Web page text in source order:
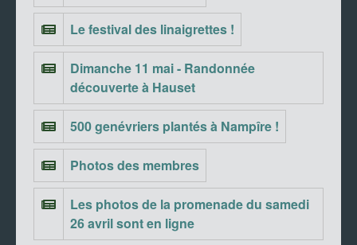
Le festival des linaigrettes !
Dimanche 11 mai - Randonnée
découverte à Hauset
500 genévriers plantés à Nampîre !
Photos des membres
Les photos de la promenade du samedi
26 avril sont en ligne